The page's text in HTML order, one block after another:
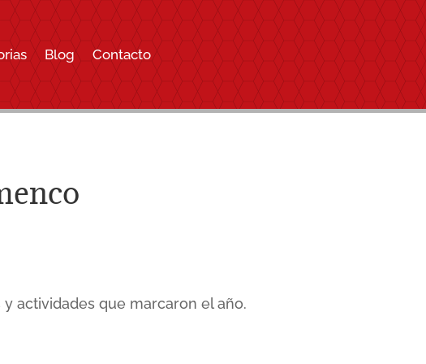
Blog Contacto
actividades que marcaron el año.